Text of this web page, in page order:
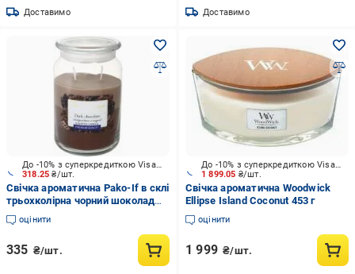
Доставимо Доставимо
318.25₴/шт.
До -10% з суперкредиткою Visa Вигода
Свічка ароматична Pako-If в склі
трьохколірна чорний шоколад
80х150 мм 565 г арт.35544
оцінити
335 ₴/шт.
1 899.05 ₴/шт.
До -10% з суперкредиткою Visa Вигода
Свічка ароматична Woodwick
Ellipse Island Coconut 453 г
оцінити
1 999 ₴/шт.